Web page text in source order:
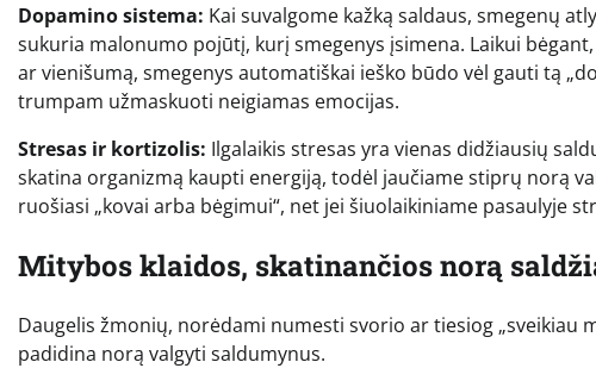
Dopamino sistema: Kai suvalgome kažką saldaus, smegenų
sukuria malonumo pojūtį, kurį smegenys įsimena. Laikui
ar vienišumą, smegenys automatiškai ieško būdo vėl gauti tą
trumpam užmaskuoti neigiamas emocijas.
Stresas ir kortizolis: Ilgalaikis stresas yra vienas didžiausių
skatina organizmą kaupti energiją, todėl jaučiame stiprų norą
ruošiasi „kovai arba bėgimui“, net jei šiuolaikiniame pasaulyje
Mitybos klaidos, skatinančios norą
Daugelis žmonių, norėdami numesti svorio ar tiesiog „sveikiau
padidina norą valgyti saldumynus.